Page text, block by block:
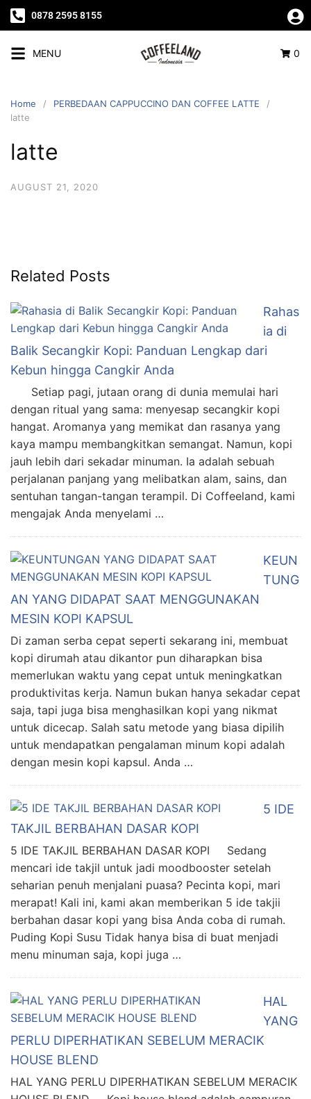
0878 2595 8155
MENU 0
Home
PERBEDAAN CAPPUCCINO DAN COFFEE LATTE
latte
latte
AUGUST 21, 2020
Related Posts
Rahas
ia di
Balik Secangkir Kopi: Panduan Lengkap dari
Kebun hingga Cangkir Anda
Setiap pagi, jutaan orang di dunia memulai hari
dengan ritual yang sama: menyesap secangkir kopi
hangat. Aromanya yang memikat dan rasanya yang
kaya mampu membangkitkan semangat. Namun, kopi
jauh lebih dari sekadar minuman. Ia adalah sebuah
perjalanan panjang yang melibatkan alam, sains, dan
sentuhan tangan-tangan terampil. Di Coffeeland, kami
mengajak Anda menyelami …
KEUN
TUNG
AN YANG DIDAPAT SAAT MENGGUNAKAN
MESIN KOPI KAPSUL
Di zaman serba cepat seperti sekarang ini, membuat
kopi dirumah atau dikantor pun diharapkan bisa
memerlukan waktu yang cepat untuk meningkatkan
produktivitas kerja. Namun bukan hanya sekadar cepat
saja, tapi juga bisa menghasilkan kopi yang nikmat
untuk dicecap. Salah satu metode yang biasa dipilih
untuk mendapatkan pengalaman minum kopi adalah
dengan mesin kopi kapsul. Anda …
5 IDE
TAKJIL BERBAHAN DASAR KOPI
5 IDE TAKJIL BERBAHAN DASAR KOPI Sedang
mencari ide takjil untuk jadi moodbooster setelah
seharian penuh menjalani puasa? Pecinta kopi, mari
merapat! Kali ini, kami akan memberikan 5 ide takjii
berbahan dasar kopi yang bisa Anda coba di rumah.
Puding Kopi Susu Tidak hanya bisa di buat menjadi
menu minuman saja, kopi juga …
HAL
YANG
PERLU DIPERHATIKAN SEBELUM MERACIK
HOUSE BLEND
HAL YANG PERLU DIPERHATIKAN SEBELUM MERACIK